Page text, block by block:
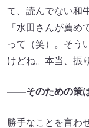
て、読んでない和
「水田さんが薦
って（笑）。そう
けどね。本当、振
――そのための策
勝手なことを言わ